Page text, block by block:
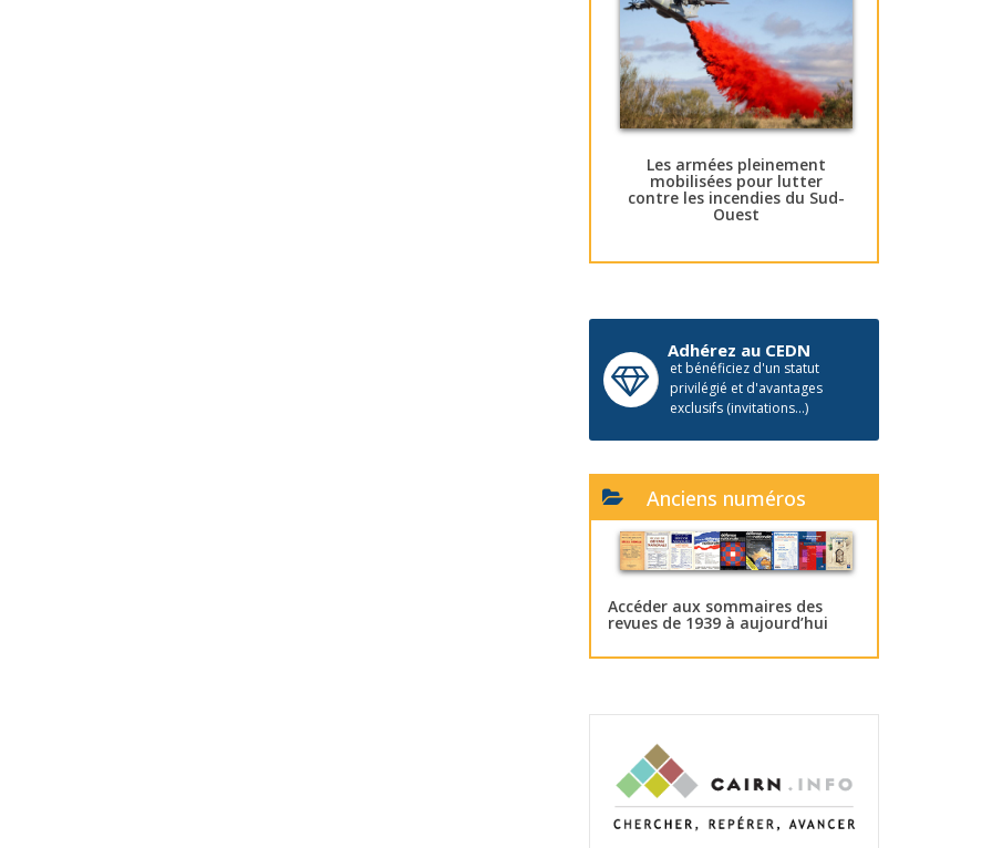
Les armées pleinement
mobilisées pour lutter
contre les incendies du Sud-
Ouest
Adhérez au CEDN
et bénéficiez d'un statut
privilégié et d'avantages
exclusifs (invitations...)
Anciens numéros
Accéder aux sommaires des
revues de 1939 à aujourd’hui